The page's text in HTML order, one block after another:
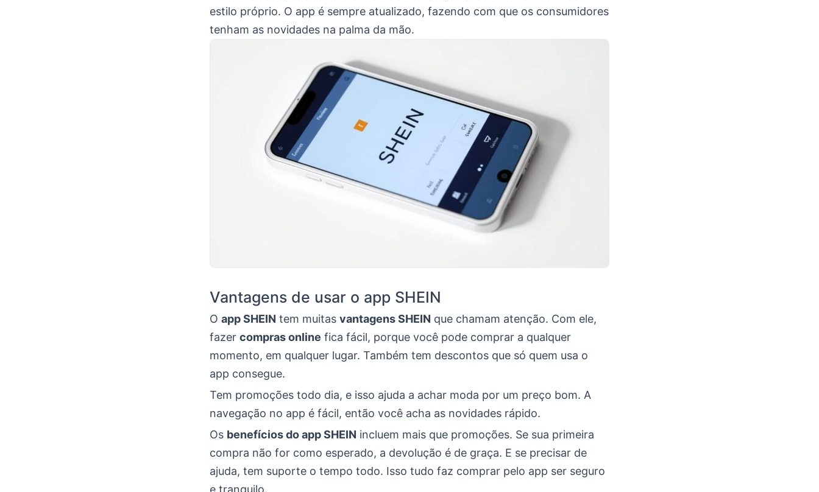
estilo próprio. O app é sempre atualizado, fazendo com que os consumidores
tenham as novidades na palma da mão.
Vantagens de usar o app SHEIN
O app SHEIN tem muitas vantagens SHEIN que chamam atenção. Com ele,
fazer compras online fica fácil, porque você pode comprar a qualquer
momento, em qualquer lugar. Também tem descontos que só quem usa o
app consegue.
Tem promoções todo dia, e isso ajuda a achar moda por um preço bom. A
navegação no app é fácil, então você acha as novidades rápido.
Os benefícios do app SHEIN incluem mais que promoções. Se sua primeira
compra não for como esperado, a devolução é de graça. E se precisar de
ajuda, tem suporte o tempo todo. Isso tudo faz comprar pelo app ser seguro
e tranquilo.